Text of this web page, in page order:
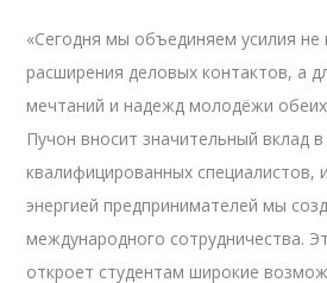
«Сегодня мы объединяем усилия не
расширения деловых контактов, а
мечтаний и надежд молодёжи
Пучон вносит значительный вклад
квалифицированных специалистов,
энергией предпринимателей мы
международного сотрудничества.
откроет студентам широкие